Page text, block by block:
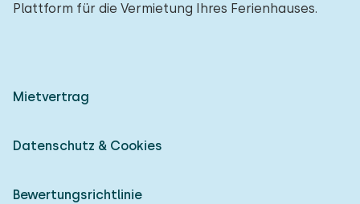
Plattform für die Vermietung Ihres Ferienhauses.
Mietvertrag
Datenschutz & Cookies
Bewertungsrichtlinie